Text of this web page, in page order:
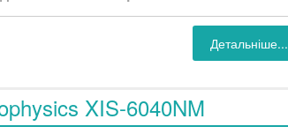
Детальніше...
XIS-6040NM